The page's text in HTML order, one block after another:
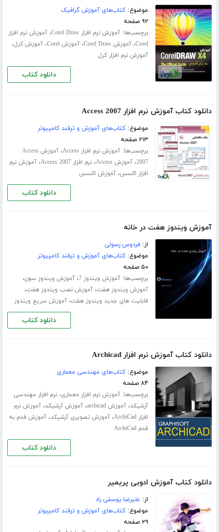
موضوع:کتاب‌های آموزش گرافیک
۹۲ صفحه
برچسب‌ها:آموزش نرم افزار Corel Draw ،آموزش نرم افزار
Corel،آموزش Corel Draw ،آموزش Corel ،آموزش کرل،
آموزش نرم افزار کرل
دانلود کتاب
دانلود کتاب آموزش نرم افزار Access 2007
موضوع:کتاب‌های آموزش و ترفند کامپیوتر
۲۱۳ صفحه
برچسب‌ها:آموزش نرم افزار Access ،
آموزش Access
2007،آموزش Access ،نرم افزار Access 2007 ،آموزش نرم
افزار اکسس،آموزش اکسس
دانلود کتاب
آموزش ویندوز هفت در خانه
از:فردوس رسولی
موضوع:کتاب‌های آموزش و ترفند کامپیوتر
۵۰ صفحه
برچسب‌ها:آموزش ویندوز 7 ،آموزش ویندوز سون،
آموزش ویندوز هفت،آموزش نصب ویندوز هفت،
قابلیت های جدید ویندوز هفت،آموزش سریع ویندوز
دانلود کتاب
دانلود کتاب آموزش نرم افزار Archicad
موضوع:کتاب‌های مهندسی معماری
۸۴ صفحه
برچسب‌ها:آموزش نرم افزار معماری،نرم افزار مهندسی
آرشیکد،آموزش archicad ،آموزش آرشیکد،آموزش نرم
افزار ArchiCad
،آموزش تصویری آرشیکد،آموزش قدم به
قدم ArchiCad
دانلود کتاب
دانلود کتاب آموزش ادوبی پریمیر
از: علیرضا یوسفی راد
موضوع:کتاب‌های آموزش و ترفند کامپیوتر
۲۹ صفحه